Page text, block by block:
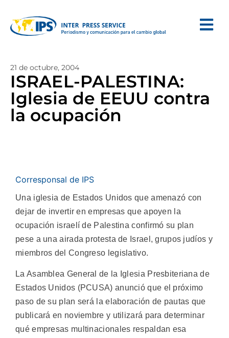
21 de octubre, 2004
ISRAEL-PALESTINA:
Iglesia de EEUU contra
la ocupación
Corresponsal de IPS
Una iglesia de Estados Unidos que amenazó con
dejar de invertir en empresas que apoyen la
ocupación israelí de Palestina confirmó su plan
pese a una airada protesta de Israel, grupos judíos y
miembros del Congreso legislativo.
La Asamblea General de la Iglesia Presbiteriana de
Estados Unidos (PCUSA) anunció que el próximo
paso de su plan será la elaboración de pautas que
publicará en noviembre y utilizará para determinar
qué empresas multinacionales respaldan esa